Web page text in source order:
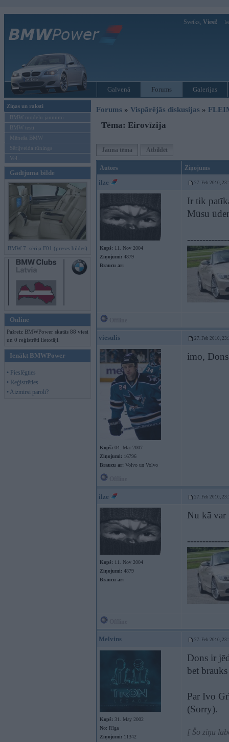
Sveiks, Viesi!
Galvenā Forums Galerijas
Ziņas un raksti
BMW modeļu jaunumi
BMW testi
Mēneša BMW
Sērijveida tūnings
Vel...
Gadījuma bilde
BMW 7. sērija F01 (preses bildes)
Online
Pašreiz BMWPower skatās 88 viesi
un 0 reģistrēti lietotāji.
Ienākt BMWPower
• Pieslēgties
• Reģistrēties
• Aizmirsi paroli?
Forums » Vispārējās diskusijas »
Tēma: Eirovīzija
Jauna tēma Atbildēt
Autors Ziņojums
ilze 27. Feb 2010,
Kopš: 11. Nov 2004
Ziņojumi: 4879
Braucu ar:
Ir tik
Mūsu
viesulis 27. Feb 2010,
Kopš: 04. Mar 2007
Ziņojumi: 16796
Braucu ar: Volvo un Volvo
imo,
ilze 27. Feb 2010,
Kopš: 11. Nov 2004
Ziņojumi: 4879
Braucu ar:
Nu kā
Melvins 27. Feb 2010,
Kopš: 31. May 2002
No: Rīga
Ziņojumi: 11342
Dons ir
bet
Par Ivo
(Sorry).
[ Šo ziņu